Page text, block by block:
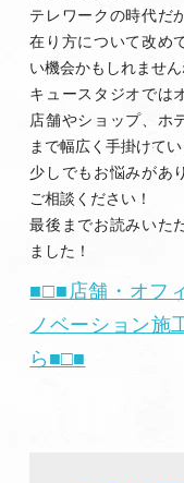
テレワークの時代だ
在り方について改め
い機会かもしれません
キュースタジオでは
店舗やショップ、ホ
まで幅広く手掛けてい
少しでもお悩みがあ
ご相談ください！
最後までお読みいた
ました！
■□■店舗・オフ
ノベーション施
ら■□■